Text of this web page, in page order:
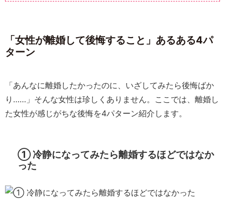
「女性が離婚して後悔すること」あるある4パ
ターン
「あんなに離婚したかったのに、いざしてみたら後悔ばか
り……」そんな女性は珍しくありません。ここでは、離婚し
た女性が感じがちな後悔を4パターン紹介します。
① 冷静になってみたら離婚するほどではなか
った